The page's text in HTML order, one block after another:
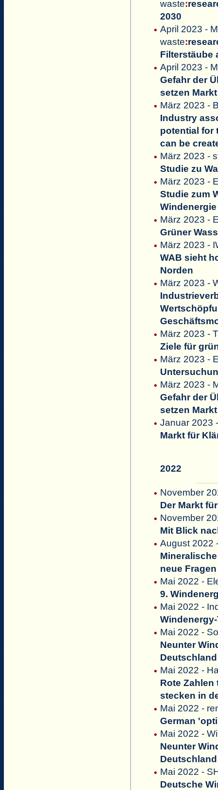
waste:
2030
April 2023 -
waste:
Filterstäube
April 2023 -
Gefahr der
setzen
März 2023 -
Industry
potential for
can be
März 2023 -
Studie zu
März 2023 -
Studie zum
März 2023 -
Grüner
März 2023 -
WAB sieht
Norden
März 2023 -
März 2023 -
Ziele für
März 2023 -
März 2023 -
Gefahr der
setzen
Januar 2023
Markt für
2022
November
Der Markt
November
Mit Blick
August 2022
neue Fragen
Mai 2022 -
9.
Mai 2022 -
Mai 2022 -
Neunter
Mai 2022 -
Rote Zahlen
stecken in
Mai 2022 -
German
Mai 2022 -
Neunter
Mai 2022 -
Deutsche